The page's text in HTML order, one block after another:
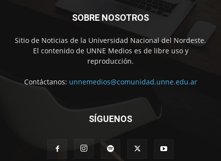
SOBRE NOSOTROS
Sitio de Noticias de la Universidad Nacional del Nordeste.
El contenido de UNNE Medios es de libre uso y
reproducción.
Contáctanos: unnemedios@comunidad.unne.edu.ar
SÍGUENOS